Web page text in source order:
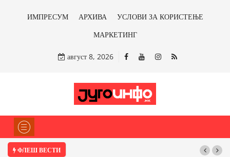
ИМПРЕСУМ АРХИВА
УСЛОВИ ЗА КОРИСТЕЊЕ
МАРКЕТИНГ
август 8, 2026
ФЛЕШ ВЕСТИ